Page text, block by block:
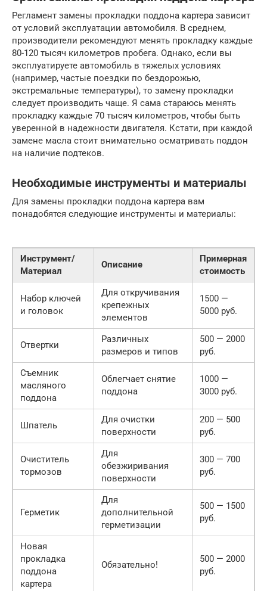
Регламент замены прокладки поддона картера зависит
от условий эксплуатации автомобиля. В среднем,
производители рекомендуют менять прокладку каждые
80-120 тысяч километров пробега. Однако, если вы
эксплуатируете автомобиль в тяжелых условиях
(например, частые поездки по бездорожью,
экстремальные температуры), то замену прокладки
следует производить чаще. Я сама стараюсь менять
прокладку каждые 70 тысяч километров, чтобы быть
уверенной в надежности двигателя. Кстати, при каждой
замене масла стоит внимательно осматривать поддон
на наличие подтеков.
Необходимые инструменты и материалы
Для замены прокладки поддона картера вам
понадобятся следующие инструменты и материалы:
Инструмент/
Материал
Описание
Примерная
стоимость
Набор ключей
и головок
Для откручивания
крепежных
элементов
1500 —
5000 руб.
Отвертки
Различных
размеров и типов
500 — 2000
руб.
Съемник
масляного
поддона
Облегчает снятие
поддона
1000 —
3000 руб.
Шпатель
Для очистки
поверхности
200 — 500
руб.
Очиститель
тормозов
Для
обезжиривания
поверхности
300 — 700
руб.
Герметик
Для
дополнительной
герметизации
500 — 1500
руб.
Новая
прокладка
поддона
картера
Обязательно!
500 — 2000
руб.